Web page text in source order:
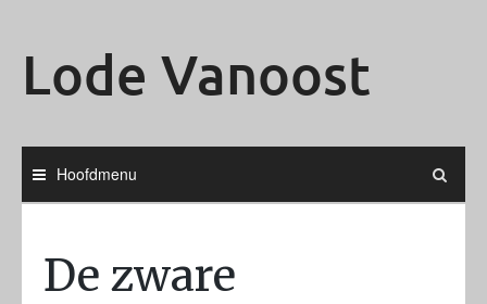
Lode Vanoost
Hoofdmenu
De zware